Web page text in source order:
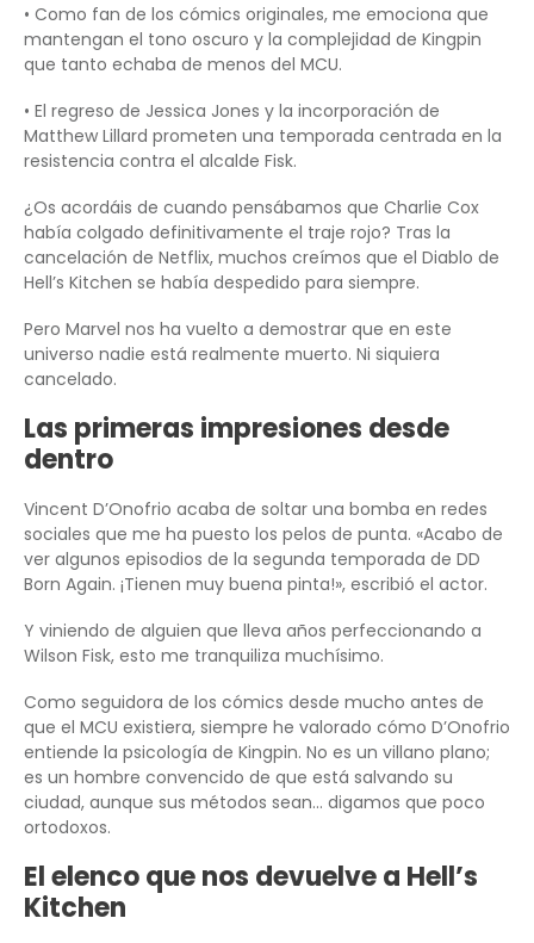
• Como fan de los cómics originales, me emociona que
mantengan el tono oscuro y la complejidad de Kingpin
que tanto echaba de menos del MCU.
• El regreso de Jessica Jones y la incorporación de
Matthew Lillard prometen una temporada centrada en la
resistencia contra el alcalde Fisk.
¿Os acordáis de cuando pensábamos que Charlie Cox
había colgado definitivamente el traje rojo? Tras la
cancelación de Netflix, muchos creímos que el Diablo de
Hell’s Kitchen se había despedido para siempre.
Pero Marvel nos ha vuelto a demostrar que en este
universo nadie está realmente muerto. Ni siquiera
cancelado.
Las primeras impresiones desde
dentro
Vincent D’Onofrio acaba de soltar una bomba en redes
sociales que me ha puesto los pelos de punta. «Acabo de
ver algunos episodios de la segunda temporada de DD
Born Again. ¡Tienen muy buena pinta!», escribió el actor.
Y viniendo de alguien que lleva años perfeccionando a
Wilson Fisk, esto me tranquiliza muchísimo.
Como seguidora de los cómics desde mucho antes de
que el MCU existiera, siempre he valorado cómo D’Onofrio
entiende la psicología de Kingpin. No es un villano plano;
es un hombre convencido de que está salvando su
ciudad, aunque sus métodos sean… digamos que poco
ortodoxos.
El elenco que nos devuelve a Hell’s
Kitchen